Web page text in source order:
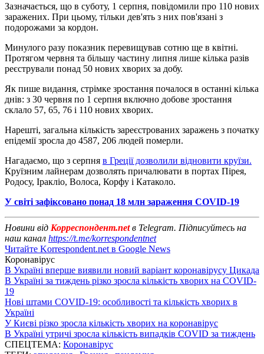
Зазначається, що в суботу, 1 серпня, повідомили про 110 нових
заражених. При цьому, тільки дев'ять з них пов'язані з
подорожами за кордон.
Минулого разу показник перевищував сотню ще в квітні.
Протягом червня та більшу частину липня лише кілька разів
реєстрували понад 50 нових хворих за добу.
Як пише видання, стрімке зростання почалося в останні кілька
днів: з 30 червня по 1 серпня включно добове зростання
склало 57, 65, 76 і 110 нових хворих.
Нарешті, загальна кількість зареєстрованих заражень з початку
епідемії зросла до 4587, 206 людей померли.
Нагадаємо, що з серпня в Греції дозволили відновити круїзи.
Круїзним лайнерам дозволять причалювати в портах Пірея,
Родосу, Іракліо, Волоса, Корфу і Катаколо.
У світі зафіксовано понад 18 млн зараження COVID-19
Новини від Корреспондент.netв Telegram. Підписуйтесь на
наш канал https://t.me/korrespondentnet
Читайте Korrespondent.net в Google News
Коронавірус
В Україні вперше виявили новий варіант коронавірусу Цикада
В Україні за тиждень різко зросла кількість хворих на COVID-
19
Нові штами COVID-19: особливості та кількість хворих в
Україні
У Києві різко зросла кількість хворих на коронавірус
В Україні утричі зросла кількість випадків COVID за тиждень
СПЕЦТЕМА: Коронавірус